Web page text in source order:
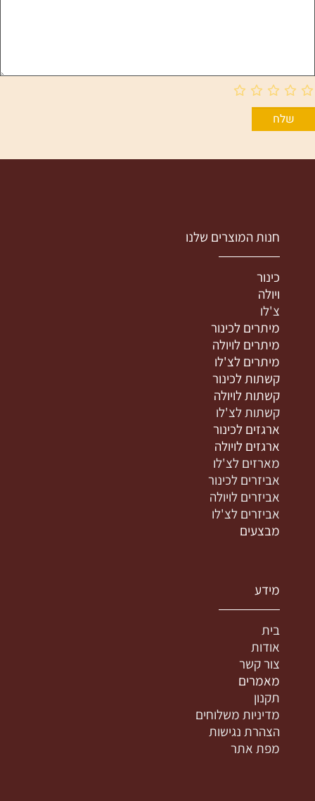
חנות המוצרים שלנו
כינור
ויולה
צ'לו
מיתרים לכינור
מיתרים לויולה
מיתרים לצ'לו
קשתות לכינור
קשתות לויולה
קשתות לצ'לו
ארגזים לכינור
ארגזים לויולה
מארזים לצ'לו
אביזרים לכינור
אביזרים לויולה
אביזרים לצ'לו
מבצעים
מידע
בית
אודות
צור קשר
מאמרים
תקנון
מדיניות משלוחים
הצהרת נגישות
מפת אתר